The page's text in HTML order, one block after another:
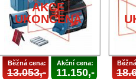
AKCE
UKONČENA
Běžná cena:
13.053,-
Akční cena:
11.150,-